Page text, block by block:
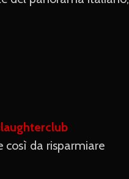
così da risparmiare